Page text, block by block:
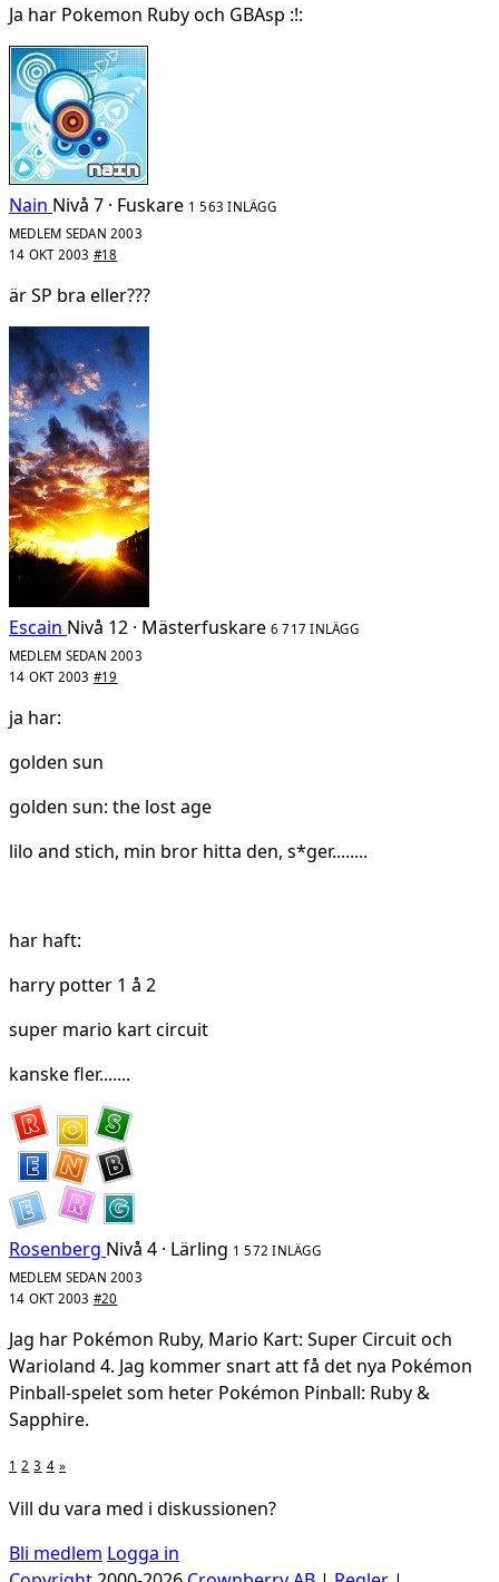
Ja har Pokemon Ruby och GBAsp :!:
Nain Nivå 7 · Fuskare 1 563 INLÄGG
MEDLEM SEDAN 2003
14 OKT 2003 #18
är SP bra eller???
Escain Nivå 12 · Mästerfuskare 6 717 INLÄGG
MEDLEM SEDAN 2003
14 OKT 2003 #19
ja har:
golden sun
golden sun: the lost age
lilo and stich, min bror hitta den, s*ger........
har haft:
harry potter 1 å 2
super mario kart circuit
kanske fler.......
Rosenberg Nivå 4 · Lärling 1 572 INLÄGG
MEDLEM SEDAN 2003
14 OKT 2003 #20
Jag har Pokémon Ruby, Mario Kart: Super Circuit och
Warioland 4. Jag kommer snart att få det nya Pokémon
Pinball-spelet som heter Pokémon Pinball: Ruby &
Sapphire.
1 2 3 4 »
Vill du vara med i diskussionen?
Bli medlem Logga in